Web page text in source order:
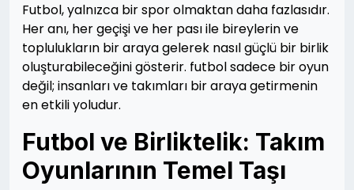
Futbol, yalnızca bir spor olmaktan daha fazlasıdır.
Her anı, her geçişi ve her pası ile bireylerin ve
toplulukların bir araya gelerek nasıl güçlü bir birlik
oluşturabileceğini gösterir. futbol sadece bir oyun
değil; insanları ve takımları bir araya getirmenin
en etkili yoludur.
Futbol ve Birliktelik: Takım
Oyunlarının Temel Taşı